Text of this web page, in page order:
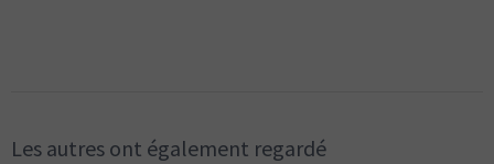
Les autres ont également regardé